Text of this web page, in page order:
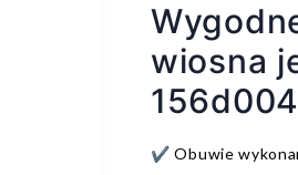
wiosna
156d004
✔️ Obuwie